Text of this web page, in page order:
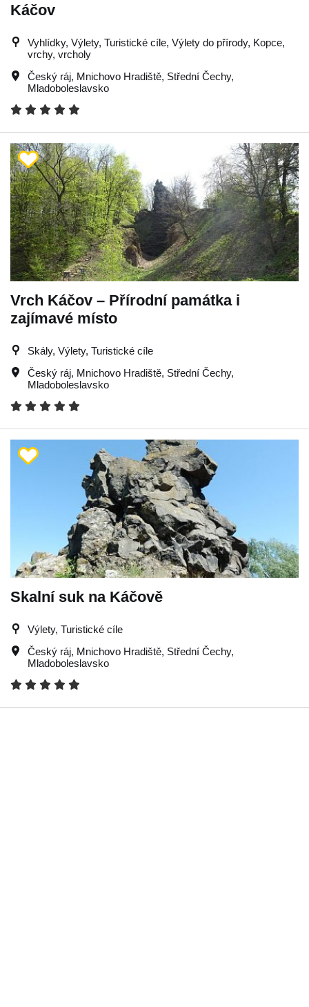
Káčov
Vyhlídky, Výlety, Turistické cíle, Výlety do přírody, Kopce,
vrchy, vrcholy
Český ráj, Mnichovo Hradiště, Střední Čechy,
Mladoboleslavsko
Vrch Káčov – Přírodní památka i
zajímavé místo
Skály, Výlety, Turistické cíle
Český ráj, Mnichovo Hradiště, Střední Čechy,
Mladoboleslavsko
Skalní suk na Káčově
Výlety, Turistické cíle
Český ráj, Mnichovo Hradiště, Střední Čechy,
Mladoboleslavsko